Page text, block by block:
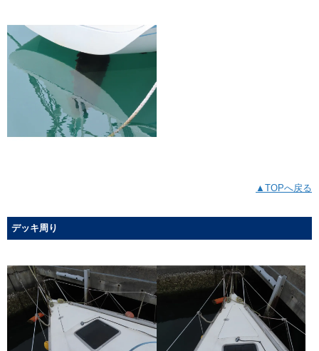
▲TOPへ戻る
デッキ周り